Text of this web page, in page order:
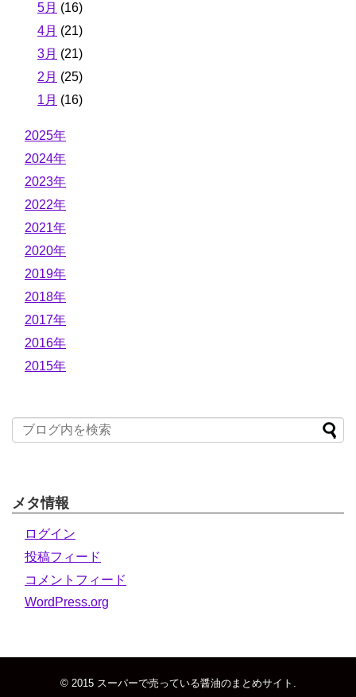
5月 (16)
4月 (21)
3月 (21)
2月 (25)
1月 (16)
2025年
2024年
2023年
2022年
2021年
2020年
2019年
2018年
2017年
2016年
2015年
メタ情報
ログイン
投稿フィード
コメントフィード
WordPress.org
© 2015 スーパーで売っている醤油のまとめサイト .